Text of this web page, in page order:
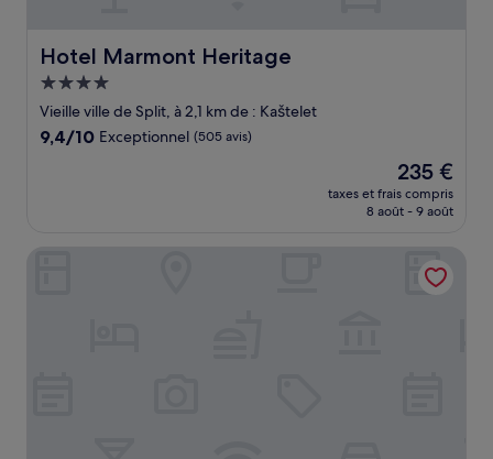
Hotel Marmont Heritage
Hotel Marmont Heritage
Hébergement
4.0 étoiles
Vieille ville de Split, à 2,1 km de : Kaštelet
9.4
9,4/10 Exceptionnel (505 avis)
Le
nouveau
prix
de
235 €
235 €
taxes et frais compris
8 août - 9 août